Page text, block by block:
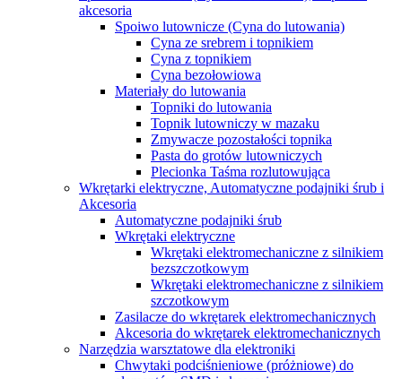
akcesoria
Spoiwo lutownicze (Cyna do lutowania)
Cyna ze srebrem i topnikiem
Cyna z topnikiem
Cyna bezołowiowa
Materiały do lutowania
Topniki do lutowania
Topnik lutowniczy w mazaku
Zmywacze pozostałości topnika
Pasta do grotów lutowniczych
Plecionka Taśma rozlutowująca
Wkrętarki elektryczne, Automatyczne podajniki śrub i
Akcesoria
Automatyczne podajniki śrub
Wkrętaki elektryczne
Wkrętaki elektromechaniczne z silnikiem
bezszczotkowym
Wkrętaki elektromechaniczne z silnikiem
szczotkowym
Zasilacze do wkrętarek elektromechanicznych
Akcesoria do wkrętarek elektromechanicznych
Narzędzia warsztatowe dla elektroniki
Chwytaki podciśnieniowe (próżniowe) do